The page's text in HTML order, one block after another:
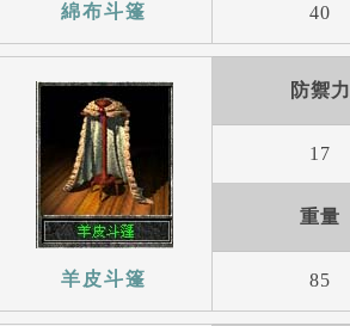
綿布斗篷 40
羊皮斗篷
防禦力
17
重量
85